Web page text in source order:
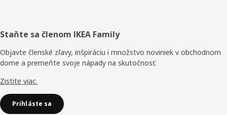
Päta
stránky
Staňte sa členom IKEA Family
Objavte členské zľavy, inšpiráciu i množstvo noviniek v obchodnom
dome a premeňte svoje nápady na skutočnosť.
Zistite viac.
Prihláste sa